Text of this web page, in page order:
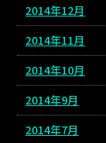
2014年12月
2014年11月
2014年10月
2014年9月
2014年7月